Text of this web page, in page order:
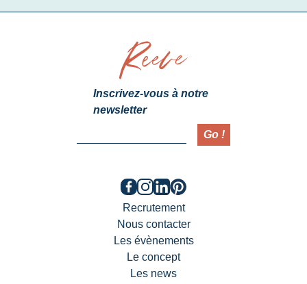
Reeve
Inscrivez-vous à notre
newsletter
Go !
Facebook
Instagram
LinkedinPinterest
Recrutement
Nous contacter
Les évènements
Le concept
Les news